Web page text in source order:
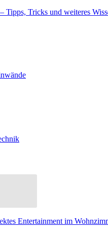
Tipps, Tricks und weiteres
Entertainment im